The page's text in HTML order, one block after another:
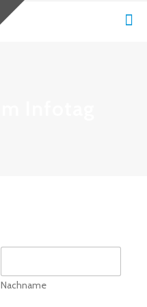
Nachname